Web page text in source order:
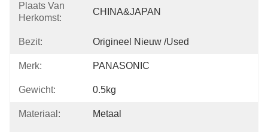
Plaats Van
Herkomst:
CHINA&JAPAN
Bezit: Origineel Nieuw /used
Merk: PANASONIC
Gewicht: 0.5kg
Materiaal: Metaal